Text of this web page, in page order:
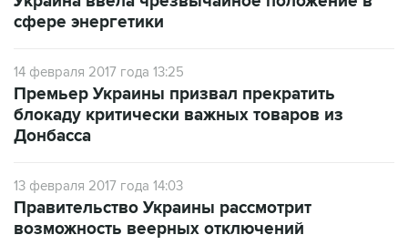
14 февраля 2017 года 13:25
блокаду критически важных товаров из
Донбасса
13 февраля 2017 года 14:03
возможность веерных отключений
электроэнергии